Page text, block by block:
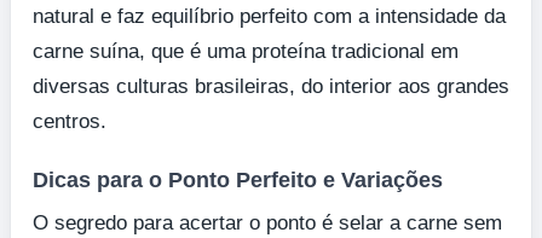
natural e faz equilíbrio perfeito com a intensidade da
carne suína, que é uma proteína tradicional em
diversas culturas brasileiras, do interior aos grandes
centros.
Dicas para o Ponto Perfeito e Variações
O segredo para acertar o ponto é selar a carne sem